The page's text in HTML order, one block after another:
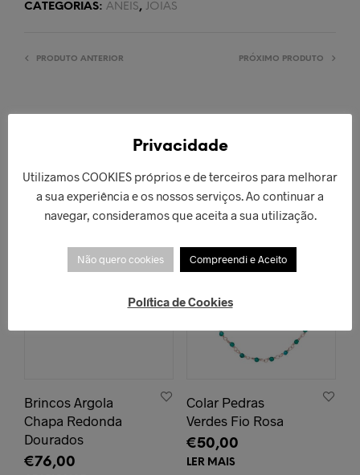
CATEGORIAS: ANÉIS, JÓIAS
PRODUTO ANTERIOR PRÓXIMO PRODUTO
Brincos Argola
Chapa Redonda
Dourados
€76,00
ESGOTADO!
Colar Pedras
Verdes Fio Rosa
€50,00
LER MAIS
Privacidade
Utilizamos COOKIES próprios e de terceiros para melhorar
a sua experiência e os nossos serviços. Ao continuar a
navegar, consideramos que aceita a sua utilização.
Não quero cookies Compreendi e Aceito
Política de Cookies